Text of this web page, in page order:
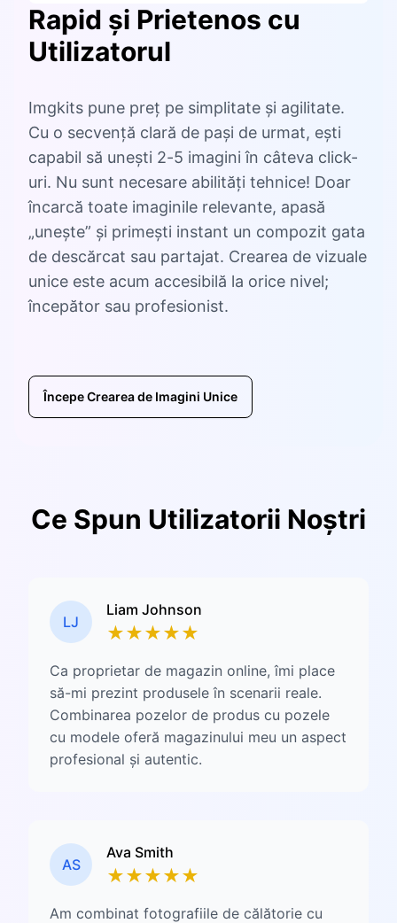
Rapid și Prietenos cu
Utilizatorul
Imgkits pune preț pe simplitate și agilitate.
Cu o secvență clară de pași de urmat, ești
capabil să unești 2-5 imagini în câteva click-
uri. Nu sunt necesare abilități tehnice! Doar
încarcă toate imaginile relevante, apasă
„unește” și primești instant un compozit gata
de descărcat sau partajat. Crearea de vizuale
unice este acum accesibilă la orice nivel;
începător sau profesionist.
Începe Crearea de Imagini Unice
Ce Spun Utilizatorii Noștri
LJ
Liam Johnson
★★★★★
Ca proprietar de magazin online, îmi place
să-mi prezint produsele în scenarii reale.
Combinarea pozelor de produs cu pozele
cu modele oferă magazinului meu un aspect
profesional și autentic.
AS
Ava Smith
★★★★★
Am combinat fotografiile de călătorie cu